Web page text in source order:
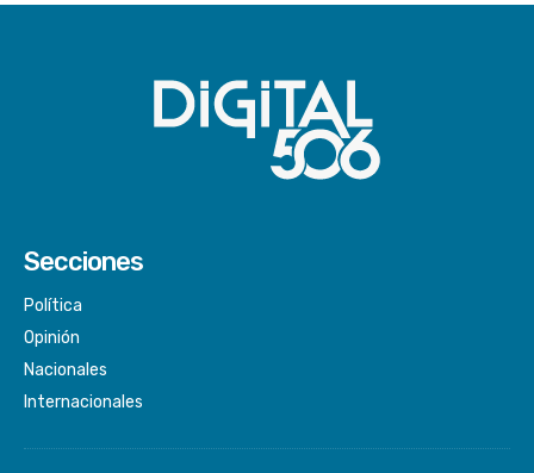
Secciones
Política
Opinión
Nacionales
Internacionales